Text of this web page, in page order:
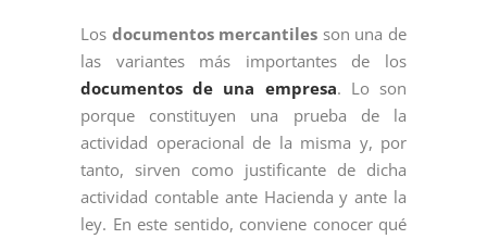
Los documentos mercantiles son una de
las variantes más importantes de los
documentos de una empresa. Lo son
porque constituyen una prueba de la
actividad operacional de la misma y, por
tanto, sirven como justificante de dicha
actividad contable ante Hacienda y ante la
ley. En este sentido, conviene conocer qué